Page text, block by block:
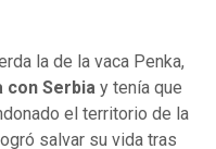
la de la vaca Penka,
Serbia y tenía que
el territorio de la
salvar su vida tras